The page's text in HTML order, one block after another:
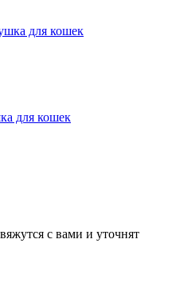
для кошек
с вами и уточнят